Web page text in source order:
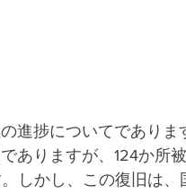
進捗についてでありま
ありますが、124か所
しかし、この復旧は、